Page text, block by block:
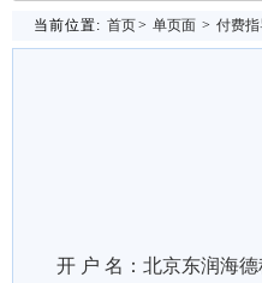
当前位置: 首页> 单页面 > 付费
开 户 名：北京东润海德